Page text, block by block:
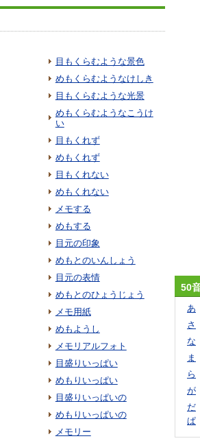
目もくらむような景色
めもくらむようなけしき
目もくらむような光景
めもくらむようなこうけ
い
目もくれず
めもくれず
目もくれない
めもくれない
メモする
めもする
目元の印象
めもとのいんしょう
目元の表情
めもとのひょうじょう
メモ用紙
めもようし
メモリアルフォト
目盛りいっぱい
めもりいっぱい
目盛りいっぱいの
めもりいっぱいの
メモリー
50
あ
さ
な
ま
ら
が
だ
ぱ